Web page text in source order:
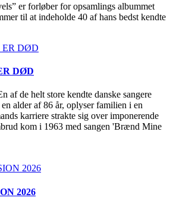
er forløber for opsamlings albummet
til at indeholde 40 af hans bedst kendte
DØD
af de helt store kendte danske sangere
alder af 86 år, oplyser familien i en
karriere strakte sig over imponerende
kom i 1963 med sangen 'Brænd Mine
2026